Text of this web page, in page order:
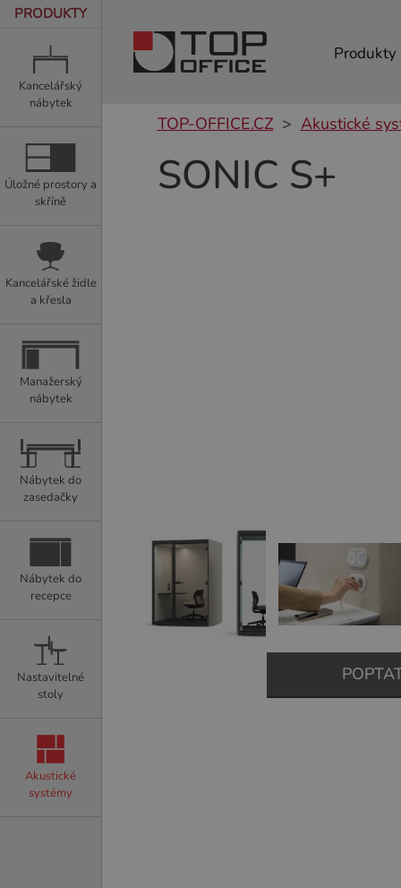
PRODUKTY
Kancelářský
nábytek
Úložné prostory a
skříně
Kancelářské židle
a křesla
Manažerský
nábytek
Nábytek do
zasedačky
Nábytek do
recepce
Nastavitelné
stoly
Akustické
systémy
Produkty
TOP-OFFICE.CZ Akustické
SONIC S+